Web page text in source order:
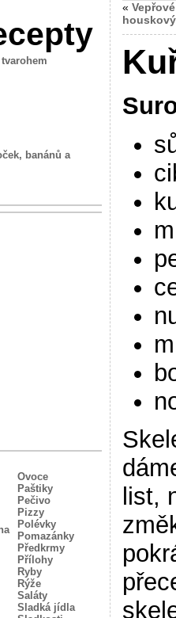
banánů a
Ovoce
Paštiky
Pečivo
Pizzy
Polévky
Pomazánky
Předkrmy
Přílohy
Ryby
Rýže
Saláty
Sladká jídla
«
list,